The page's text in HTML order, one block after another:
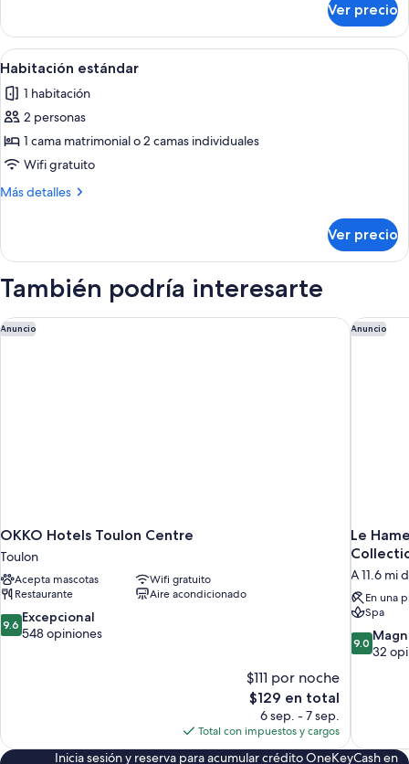
King
size
y
sofá
cama
estándar,
cama
size
cama
Ver precio
Abrir
todas
las
fotos
de
Habitación
estándar
Caja de seguridad en la habitación,
7
Habitación estándar
1 habitación
2 personas
1 cama matrimonial o 2 camas individuales
Wifi gratuito
Más detalles
Más
estándar
Ver precio
También podría interesarte
Anuncio
OKKO Hotels Toulon Centre
Toulon
Acepta mascotas
Wifi gratuito
Restaurante
Aire acondicionado
9.6
de
9.6 Excepcional
548 opiniones
$111 por noche
El
precio
actual
es
$129 en total
6 sep. - 7 sep.
Total con impuestos y cargos
OKKO Hotels Toulon Centre Anuncio
Le
A 11.6 mi
En una
Spa
9.0
de
9.0
32
Le
Inicia sesión y reserva para acumular crédito OneKeyCash en